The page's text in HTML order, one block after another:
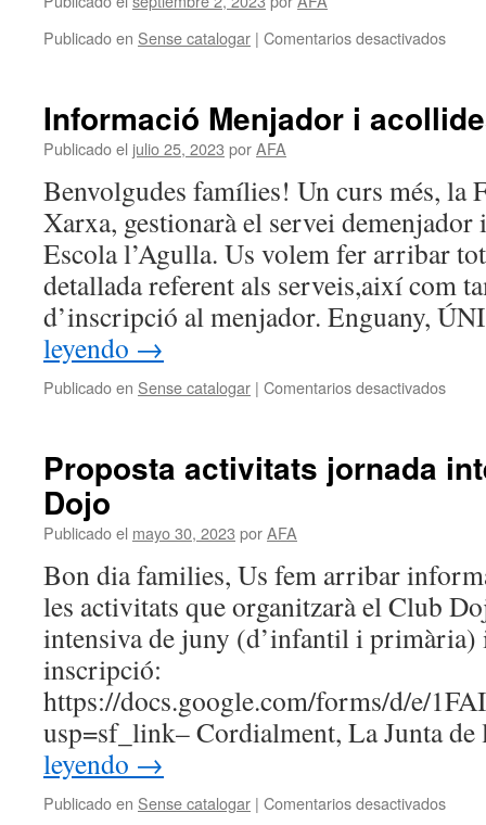
Publicado en Sense catalogar | Comentarios desactivadosen
Informació Menjador i
Publicado el julio 25, 2023 porAFA
Benvolgudes famílies! Un curs més, la
Xarxa, gestionarà el servei
Escola l’Agulla. Us volem fer arribar
detallada referent als serveis,així com
d’inscripció al menjador. Enguany,
leyendo →
Publicado en Sense catalogar | Comentarios desactivadosen
Proposta activitats jornada
Dojo
Publicado el mayo 30, 2023 porAFA
Bon dia families, Us fem arribar
les activitats que organitzarà el Club
intensiva de juny (d’infantil i
inscripció:
https://docs.google.com/forms/d/e/
usp=sf_link– Cordialment, La Junta
leyendo →
Publicado en Sense catalogar | Comentarios desactivadosen